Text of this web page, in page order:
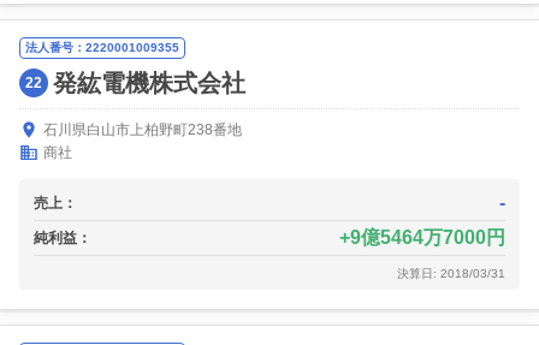
法人番号：2220001009355
22 発紘電機株式会社
石川県白山市上柏野町238番地
商社
売上： -
純利益： 9億5464万7000円
決算日: 2018/03/31